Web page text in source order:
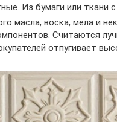
Из бумаги или ткани
масла, воска, мела и
Считаются
отпугивает